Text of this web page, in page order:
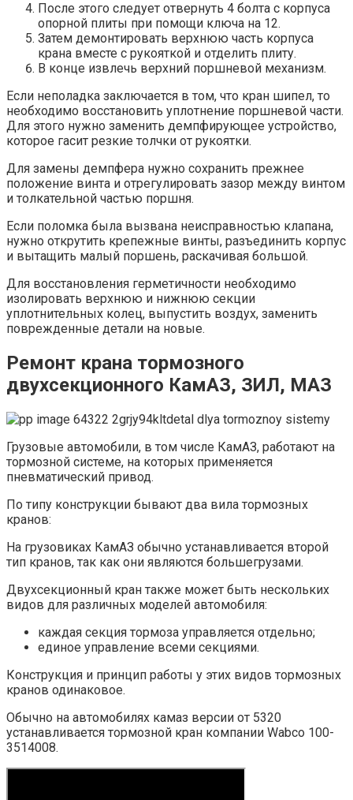
После этого следует отвернуть 4 болта с корпуса
опорной плиты при помощи ключа на 12.
Затем демонтировать верхнюю часть корпуса
крана вместе с рукояткой и отделить плиту.
В конце извлечь верхний поршневой механизм.
Если неполадка заключается в том, что кран шипел, то
необходимо восстановить уплотнение поршневой части.
Для этого нужно заменить демпфирующее устройство,
которое гасит резкие толчки от рукоятки.
Для замены демпфера нужно сохранить прежнее
положение винта и отрегулировать зазор между винтом
и толкательной частью поршня.
Если поломка была вызвана неисправностью клапана,
нужно открутить крепежные винты, разъединить корпус
и вытащить малый поршень, раскачивая большой.
Для восстановления герметичности необходимо
изолировать верхнюю и нижнюю секции
уплотнительных колец, выпустить воздух, заменить
поврежденные детали на новые.
Ремонт крана тормозного
двухсекционного КамАЗ, ЗИЛ, МАЗ
Грузовые автомобили, в том числе КамАЗ, работают на
тормозной системе, на которых применяется
пневматический привод.
По типу конструкции бывают два вила тормозных
кранов:
На грузовиках КамАЗ обычно устанавливается второй
тип кранов, так как они являются большегрузами.
Двухсекционный кран также может быть нескольких
видов для различных моделей автомобиля:
каждая секция тормоза управляется отдельно;
единое управление всеми секциями.
Конструкция и принцип работы у этих видов тормозных
кранов одинаковое.
Обычно на автомобилях камаз версии от 5320
устанавливается тормозной кран компании Wabco 100-
3514008.